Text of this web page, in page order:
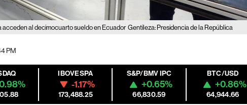
acceden al decimocuarto sueldo en Ecuador Gentileza: Presidencia de la República
PM
IBOVESPA
-1.17%
173,488.25
S&P/BMV IPC
+0.65%
66,830.59
BTC/USD
+0.86%
64,944.66